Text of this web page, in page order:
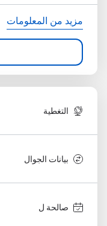
مزيد من المعلومات
التغطية
بيانات الجوال
صالحة ل